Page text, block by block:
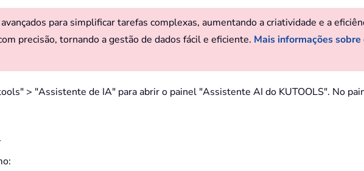
para simplificar tarefas complexas, aumentando a criatividade e a
precisão, tornando a gestão de dados fácil e eficiente. Mais informações
> "Assistente de IA" para abrir o painel "Assistente AI do KUTOOLS". No